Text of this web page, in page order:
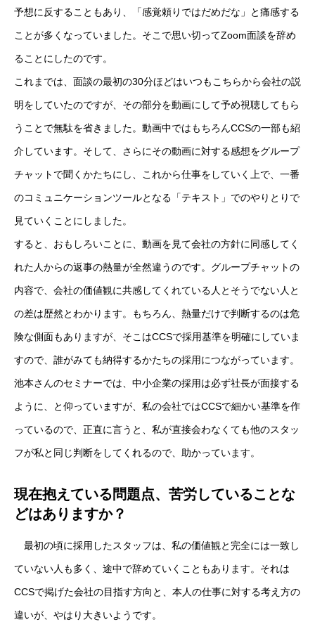
CASE STUDY
COMPANY
CONTACT
CONSULTANT CASE STUDY ABOUT COMPANY NEWS
予想に反することもあり、「感覚頼りではだめだな」と痛感する
ことが多くなっていました。そこで思い切ってZoom面談を辞め
ることにしたのです。
これまでは、面談の最初の30分ほどはいつもこちらから会社の説
明をしていたのですが、その部分を動画にして予め視聴してもら
うことで無駄を省きました。動画中ではもちろんCCSの一部も紹
介しています。そして、さらにその動画に対する感想をグループ
チャットで聞くかたちにし、これから仕事をしていく上で、一番
のコミュニケーションツールとなる「テキスト」でのやりとりで
見ていくことにしました。
すると、おもしろいことに、動画を見て会社の方針に同感してく
れた人からの返事の熱量が全然違うのです。グループチャットの
内容で、会社の価値観に共感してくれている人とそうでない人と
の差は歴然とわかります。もちろん、熱量だけで判断するのは危
険な側面もありますが、そこはCCSで採用基準を明確にしていま
すので、誰がみても納得するかたちの採用につながっています。
池本さんのセミナーでは、中小企業の採用は必ず社長が面接する
ように、と仰っていますが、私の会社ではCCSで細かい基準を作
っているので、正直に言うと、私が直接会わなくても他のスタッ
フが私と同じ判断をしてくれるので、助かっています。
現在抱えている問題点、苦労していることな
どはありますか？
最初の頃に採用したスタッフは、私の価値観と完全には一致し
ていない人も多く、途中で辞めていくこともあります。それは
CCSで掲げた会社の目指す方向と、本人の仕事に対する考え方の
違いが、やはり大きいようです。